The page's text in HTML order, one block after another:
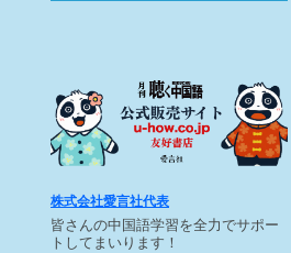
株式会社愛言社代表
皆さんの中国語学習を全力でサポー
トしてまいります！